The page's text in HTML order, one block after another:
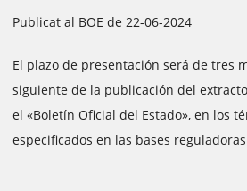
Publicat al BOE de 22-06-2024
El plazo de presentación será de tres
siguiente de la publicación del
el «Boletín Oficial del Estado», en los
especificados en las bases